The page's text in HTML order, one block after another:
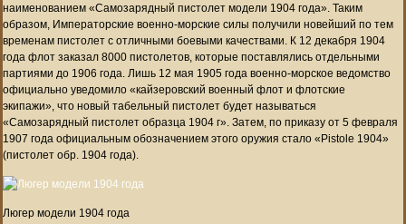
наименованием «Самозарядный пистолет модели 1904 года». Таким
образом, Императорские военно-морские силы получили новейший по тем
временам пистолет с отличными боевыми качествами. К 12 декабря 1904
года флот заказал 8000 пистолетов, которые поставлялись отдельными
партиями до 1906 года. Лишь 12 мая 1905 года военно-морское ведомство
официально уведомило «кайзеровский военный флот и флотские
экипажи», что новый табельный пистолет будет называться
«Самозарядный пистолет образца 1904 г». Затем, по приказу от 5 февраля
1907 года официальным обозначением этого оружия стало «Pistole 1904»
(пистолет обр. 1904 года).
Люгер модели 1904 года